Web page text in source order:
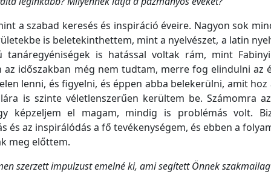
a szabad keresés és inspiráció éveire. Nagyon sok
is beletekinthettem, mint a nyelvészet, a latin
is hatással voltak rám, mint
az időszakban még nem tudtam, merre fog elindulni az
lenni, és figyelni, és éppen abba belekerülni, amit hoz
is szinte véletlenszerűen kerültem be. Számomra
képzeljem el magam, mindig is problémás volt.
és az inspirálódás a fő tevékenységem, és ebben a
meg előttem.
szerzett impulzust emelné ki, ami segített Önnek